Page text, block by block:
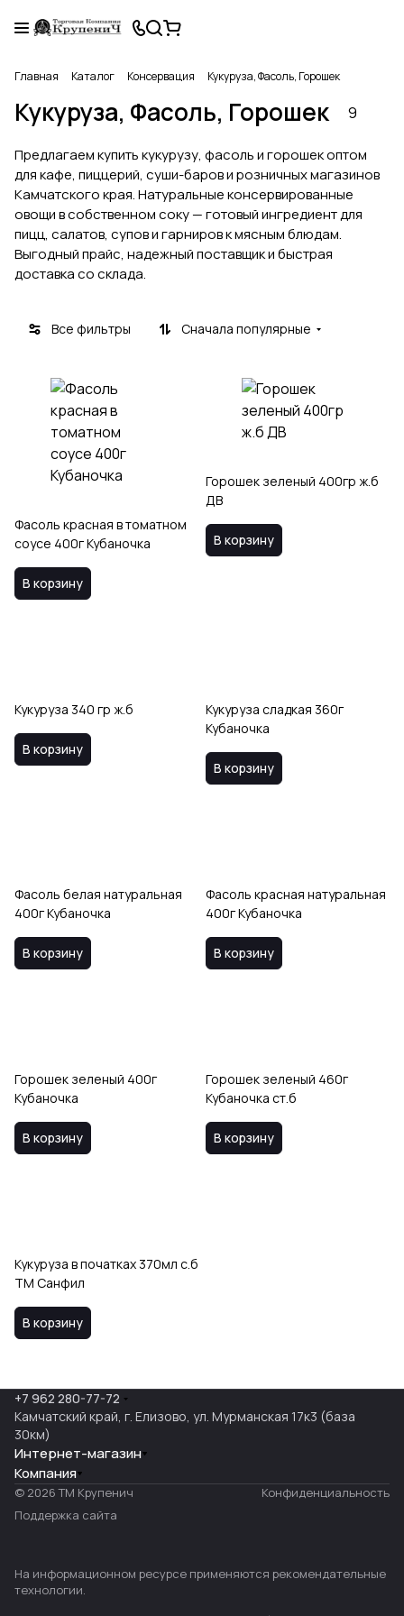
Главная Каталог Консервация Кукуруза, Фасоль, Горошек
Кукуруза, Фасоль, Горошек 9
Предлагаем купить кукурузу, фасоль и горошек оптом
для кафе, пиццерий, суши-баров и розничных магазинов
Камчатского края. Натуральные консервированные
овощи в собственном соку — готовый ингредиент для
пицц, салатов, супов и гарниров к мясным блюдам.
Выгодный прайс, надежный поставщик и быстрая
доставка со склада.
Все фильтры Сначала популярные
Фасоль красная в томатном
соусе 400г Кубаночка
В корзину
Горошек зеленый 400гр ж.б
ДВ
В корзину
Кукуруза 340 гр ж.б
В корзину
Кукуруза сладкая 360г
Кубаночка
В корзину
Фасоль белая натуральная
400г Кубаночка
В корзину
Фасоль красная натуральная
400г Кубаночка
В корзину
Горошек зеленый 400г
Кубаночка
В корзину
Горошек зеленый 460г
Кубаночка ст.б
В корзину
Кукуруза в початках 370мл с.б
ТМ Санфил
В корзину
+7 962 280-77-72
Камчатский край, г. Елизово, ул. Мурманская 17к3 (база
30км)
Интернет-магазин
Компания
© 2026 ТМ Крупенич
Конфиденциальность
Поддержка сайта
На информационном ресурсе применяются рекомендательные
технологии.